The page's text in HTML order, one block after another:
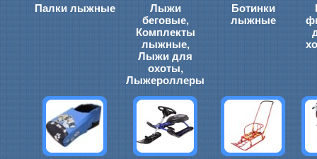
Палки лыжные
Лыжи
беговые,
Комплекты
лыжные,
Лыжи для
охоты,
Лыжероллеры
Ботинки
лыжные